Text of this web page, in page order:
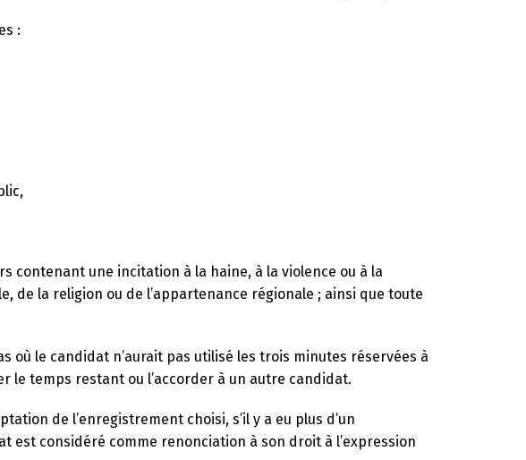
:
contenant une incitation à la haine, à la violence ou à la
de la religion ou de l’appartenance régionale ; ainsi que toute
où le candidat n’aurait pas utilisé les trois minutes réservées à
le temps restant ou l’accorder à un autre candidat.
de l’enregistrement choisi, s’il y a eu plus d’un
considéré comme renonciation à son droit à l’expression